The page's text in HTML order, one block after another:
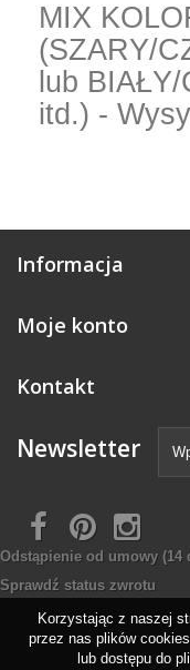
MIX
(SZARY/
lub
itd.) -
Informacja
Moje konto
Kontakt
Newsletter
Korzystając z naszej
przez nas plików
lub dostępu do
Odstąpienie od umowy (14
Sprawdź status zwrotu